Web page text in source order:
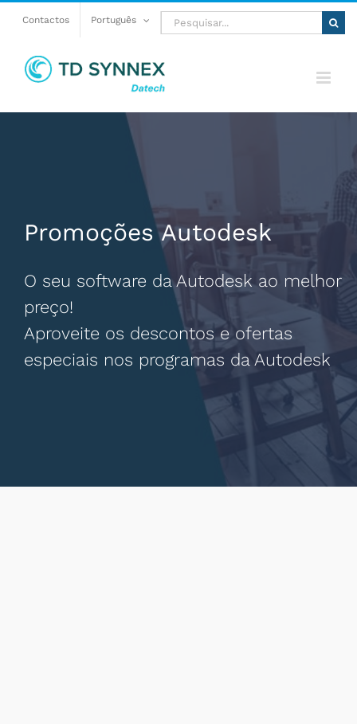
Contactos Português Pesquisar
Promoções Autodesk
O seu software da Autodesk ao melhor
preço!
Aproveite os descontos e ofertas
especiais nos programas da Autodesk